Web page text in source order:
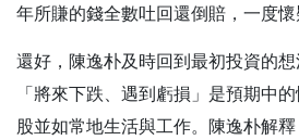
年所賺的錢全數吐回還倒賠，一度懷
還好，陳逸朴及時回到最初投資的
「將來下跌、遇到虧損」是預期中
股並如常地生活與工作。陳逸朴解